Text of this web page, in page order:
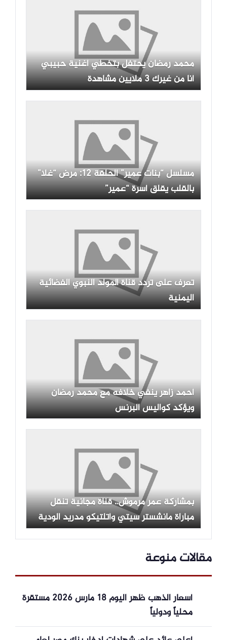
محمد رمضان يحتفل بتخطي أغنية حبيبي
أنا من غيرك 3 ملايين مشاهدة
مسلسل “بنات عمير” الحلقة 12: مرض “غلا”
بالقلب يقلق أسرة “عمير”
تعرف على تردد قناة المولد النبوي الفضائية
اليمنية
أحمد زاهر ينفي خلافه مع محمد رمضان
ويؤكد كواليس البرنس
بمشاركة عمر مرموش.. قناة مجانية تنقل
مباراة مانشستر سيتي وأتلتيكو مدريد الودية
مقالات منوعة
أسعار الذهب ظهر اليوم 18 مارس 2026 مستقرة
محلياً ودولياً